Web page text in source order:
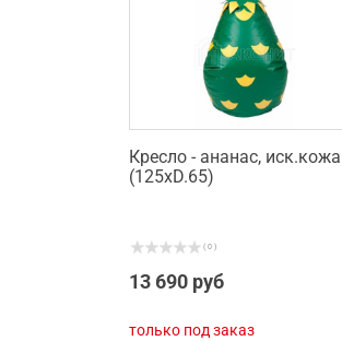
Кресло - ананас, иск.кожа
(125хD.65)
( 0 )
13 690 руб
только под заказ